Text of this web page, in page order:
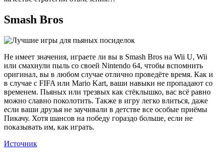
Smash Bros
Не имеет значения, играете ли вы в Smash Bros на Wii U, Wii
или смахнули пыль со своей Nintendo 64, чтобы вспомнить
оригинал, вы в любом случае отлично проведёте время. Как и
в случае с FIFA или Mario Kart, ваши навыки не пропадают со
временем. Пьяных или трезвых как стёклышко, вас всё равно
можно славно поколотить. Также в игру легко влиться, даже
если ваши друзья не заучивали в детстве все особые приёмы
Пикачу. Хотя шансов на победу гораздо больше, если не
показывать им, как играть.
Источник